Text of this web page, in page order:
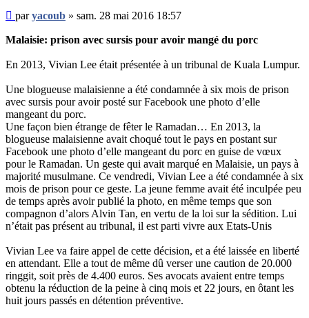
Message
non
lu
paryacoub » sam. 28 mai 2016 18:57
Malaisie: prison avec sursis pour avoir mangé du porc
En 2013, Vivian Lee était présentée à un tribunal de Kuala Lumpur.
Une blogueuse malaisienne a été condamnée à six mois de prison
avec sursis pour avoir posté sur Facebook une photo d’elle
mangeant du porc.
Une façon bien étrange de fêter le Ramadan… En 2013, la
blogueuse malaisienne avait choqué tout le pays en postant sur
Facebook une photo d’elle mangeant du porc en guise de vœux
pour le Ramadan. Un geste qui avait marqué en Malaisie, un pays à
majorité musulmane. Ce vendredi, Vivian Lee a été condamnée à six
mois de prison pour ce geste. La jeune femme avait été inculpée peu
de temps après avoir publié la photo, en même temps que son
compagnon d’alors Alvin Tan, en vertu de la loi sur la sédition. Lui
n’était pas présent au tribunal, il est parti vivre aux Etats-Unis
Vivian Lee va faire appel de cette décision, et a été laissée en liberté
en attendant. Elle a tout de même dû verser une caution de 20.000
ringgit, soit près de 4.400 euros. Ses avocats avaient entre temps
obtenu la réduction de la peine à cinq mois et 22 jours, en ôtant les
huit jours passés en détention préventive.